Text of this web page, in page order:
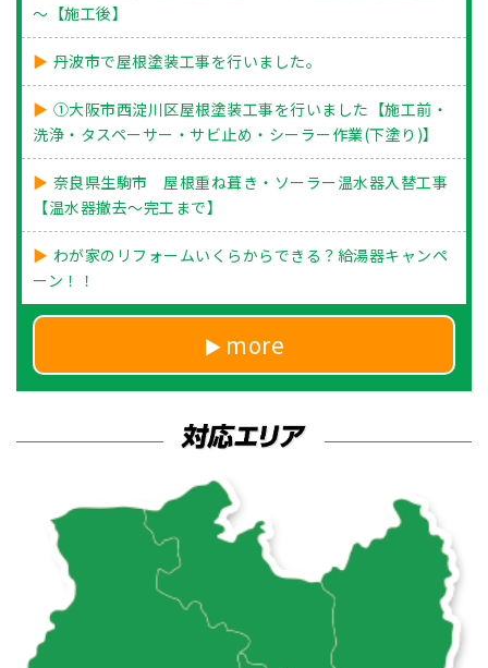
～【施工後】
丹波市で屋根塗装工事を行いました。
①大阪市西淀川区屋根塗装工事を行いました【施工前・
洗浄・タスペーサー・サビ止め・シーラー作業(下塗り)】
奈良県生駒市 屋根重ね葺き・ソーラー温水器入替工事
【温水器撤去～完工まで】
わが家のリフォームいくらからできる？給湯器キャンペ
ーン！！
more